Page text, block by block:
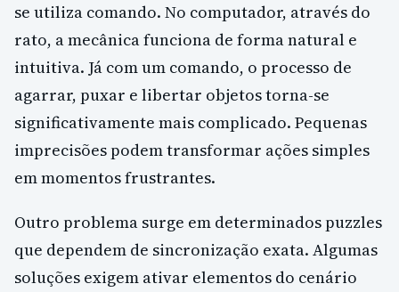
se utiliza comando. No computador, através do
rato, a mecânica funciona de forma natural e
intuitiva. Já com um comando, o processo de
agarrar, puxar e libertar objetos torna-se
significativamente mais complicado. Pequenas
imprecisões podem transformar ações simples
em momentos frustrantes.
Outro problema surge em determinados puzzles
que dependem de sincronização exata. Algumas
soluções exigem ativar elementos do cenário